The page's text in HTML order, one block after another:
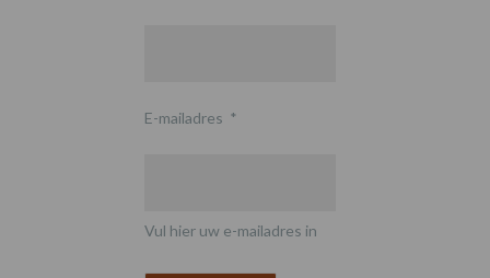
E-mailadres *
Vul hier uw e-mailadres in